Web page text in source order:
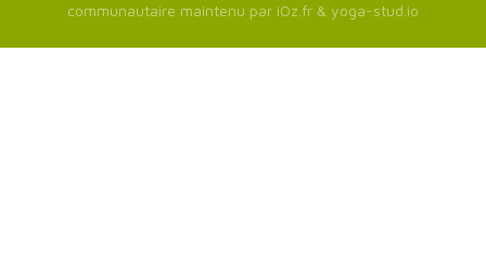
communautaire maintenu par iOz.fr & yoga-stud.io